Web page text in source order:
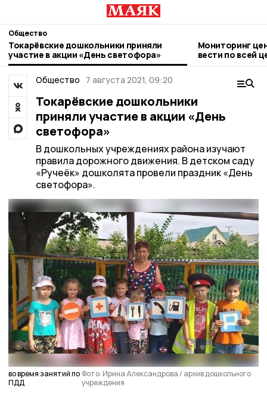
Общество
Токарёвские дошкольники приняли
участие в акции «День светофора»
Мониторинг
вести по всей
Общество 7 августа 2021, 09:20
Токарёвские дошкольники
приняли участие в акции «День
светофора»
В дошкольных учреждениях района изучают
правила дорожного движения. В детском саду
«Ручеёк» дошколята провели праздник «День
светофора».
во время занятий по
ПДД
Фото: Ирина Александрова / архив дошкольного
учреждения